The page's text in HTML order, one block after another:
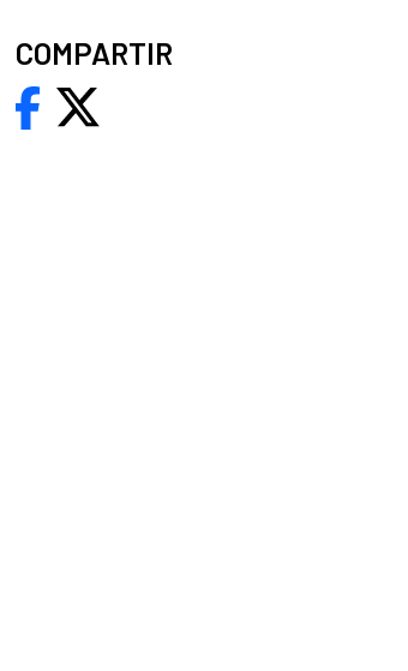
COMPARTIR